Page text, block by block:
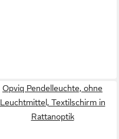
Opviq Pendelleuchte, ohne
Leuchtmittel, Textilschirm in
Rattanoptik